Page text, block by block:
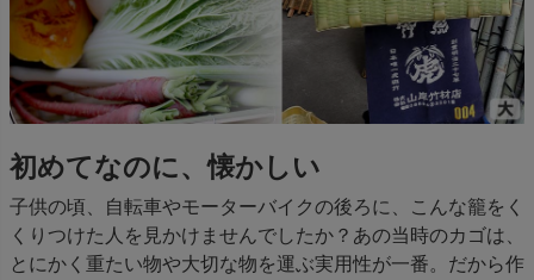
初めてなのに、懐かしい
子供の頃、自転車やモーターバイクの後ろに、こんな籠をく
くりつけた人を見かけませんでしたか？あの当時のカゴは、
とにかく重たい物や大切な物を運ぶ実用性が一番。だから作